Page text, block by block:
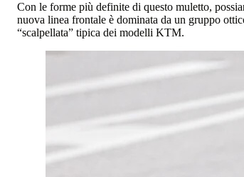
Con le forme più definite di questo muletto,
nuova linea frontale è dominata da un gruppo
“scalpellata” tipica dei modelli KTM.